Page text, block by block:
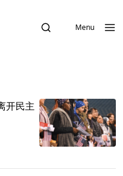
Menu
开民主